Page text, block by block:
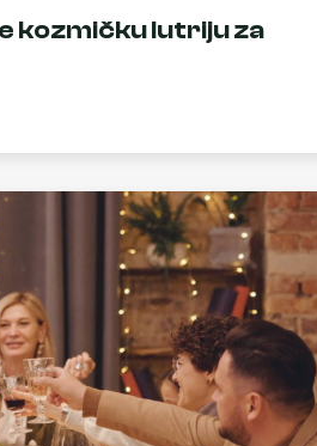
kozmičku lutriju za